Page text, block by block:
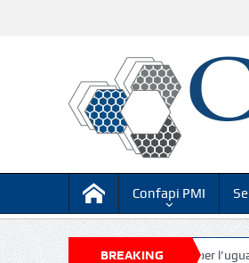
Confapi PMI
BREAKING
online su “Competenze per